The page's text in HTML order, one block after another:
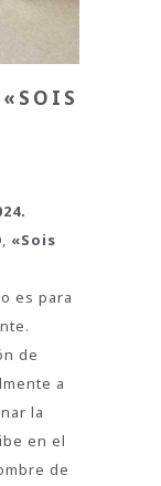
«Sois
es para
de
a
la
en el
de